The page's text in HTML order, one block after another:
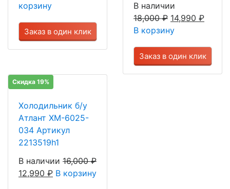
корзину
Заказ в один клик
В наличии
18,000₽ 14,990 ₽
В корзину
Заказ в один клик
Скидка 19%
Холодильник б/у
Атлант ХМ-6025-
034 Артикул
2213519h1
В наличии 16,000₽
12,990 ₽ В корзину